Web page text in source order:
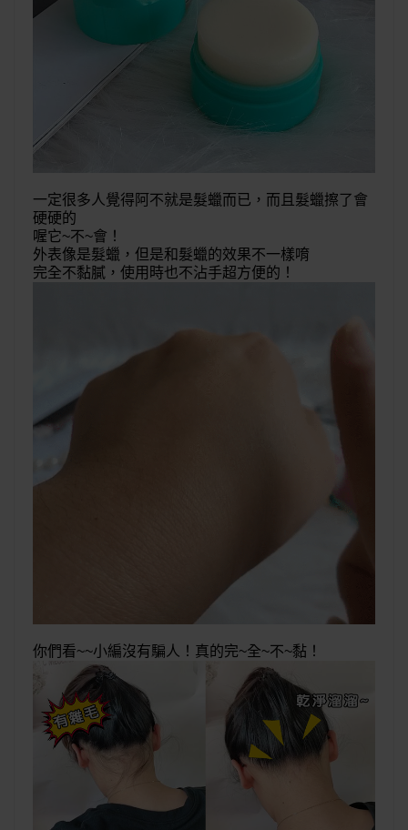
一定很多人覺得阿不就是髮蠟而已，而且髮蠟擦了會
硬硬的
喔它~不~會！
外表像是髮蠟，但是和髮蠟的效果不一樣唷
完全不黏膩，使用時也不沾手超方便的！
你們看~~小編沒有騙人！真的完~全~不~黏！